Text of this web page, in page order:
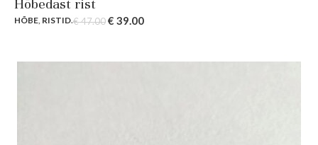
Hõbedast rist
HÕBE, RISTID.€47.00Original
€ 39.00Current